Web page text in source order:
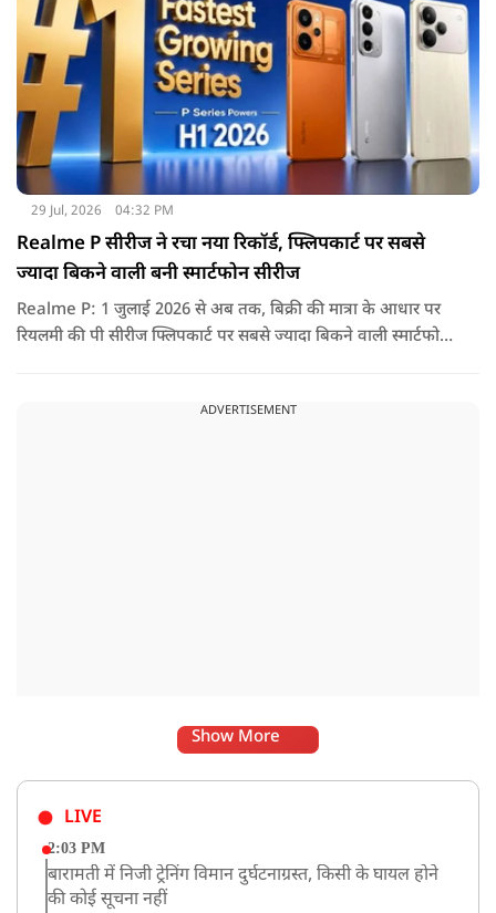
29 Jul, 2026 04:32 PM
Realme P सीरीज ने रचा नया रिकॉर्ड, फ्लिपकार्ट पर सबसे
ज्यादा बिकने वाली बनी स्मार्टफोन सीरीज
Realme P: 1 जुलाई 2026 से अब तक, बिक्री की मात्रा के आधार पर
रियलमी की पी सीरीज फ्लिपकार्ट पर सबसे ज्यादा बिकने वाली स्मार्टफोन
ADVERTISEMENT
Show More
LIVE
2:03 PM
बारामती में निजी ट्रेनिंग विमान दुर्घटनाग्रस्त, किसी के घायल होने
की कोई सूचना नहीं